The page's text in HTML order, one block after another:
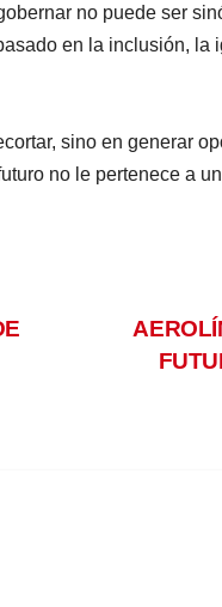
no puede ser
en la inclusión, la
sino en generar
no le pertenece a